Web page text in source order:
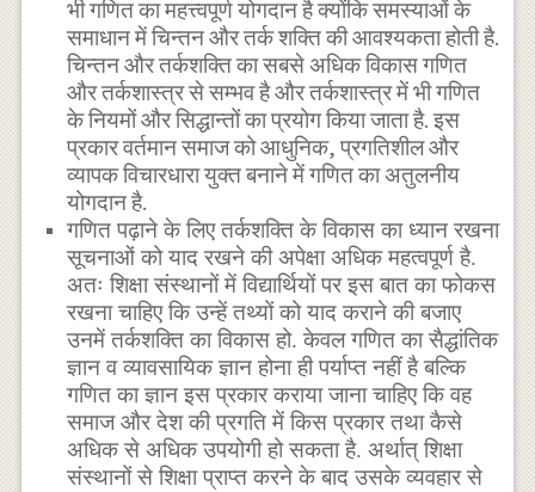
भी गणित का महत्त्वपूर्ण योगदान है क्योंकि समस्याओं के
समाधान में चिन्तन और तर्क शक्ति की आवश्यकता होती है.
चिन्तन और तर्कशक्ति का सबसे अधिक विकास गणित
और तर्कशास्त्र से सम्भव है और तर्कशास्त्र में भी गणित
के नियमों और सिद्धान्तों का प्रयोग किया जाता है. इस
प्रकार वर्तमान समाज को आधुनिक, प्रगतिशील और
व्यापक विचारधारा युक्त बनाने में गणित का अतुलनीय
योगदान है.
गणित पढ़ाने के लिए तर्कशक्ति के विकास का ध्यान रखना
सूचनाओं को याद रखने की अपेक्षा अधिक महत्वपूर्ण है.
अतः शिक्षा संस्थानों में विद्यार्थियों पर इस बात का फोकस
रखना चाहिए कि उन्हें तथ्यों को याद कराने की बजाए
उनमें तर्कशक्ति का विकास हो. केवल गणित का सैद्धांतिक
ज्ञान व व्यावसायिक ज्ञान होना ही पर्याप्त नहीं है बल्कि
गणित का ज्ञान इस प्रकार कराया जाना चाहिए कि वह
समाज और देश की प्रगति में किस प्रकार तथा कैसे
अधिक से अधिक उपयोगी हो सकता है. अर्थात् शिक्षा
संस्थानों से शिक्षा प्राप्त करने के बाद उसके व्यवहार से